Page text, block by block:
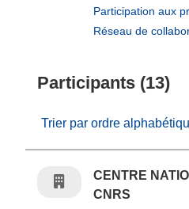
Participation aux
Réseau de
Participants (13)
Trier par ordre
CENTRE
CNRS